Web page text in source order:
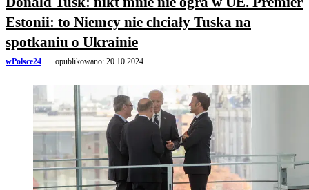
Estonii: to Niemcy nie chciały Tuska na
spotkaniu o Ukrainie
wPolsce24 opublikowano: 20.10.2024